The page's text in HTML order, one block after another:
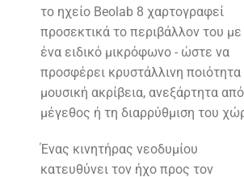
το ηχείο Beolab 8 χαρτογραφεί
προσεκτικά το περιβάλλον του με
ένα ειδικό μικρόφωνο - ώστε να
προσφέρει κρυστάλλινη ποιότητα
μουσική ακρίβεια, ανεξάρτητα
μέγεθος ή τη διαρρύθμιση του
Ένας κινητήρας νεοδυμίου
κατευθύνει τον ήχο προς τον